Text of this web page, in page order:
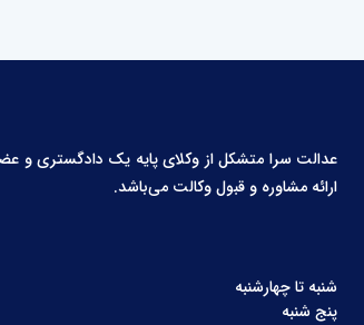
عدالت سرا متشکل از وکلای پایه یک دادگستری و
ارائه مشاوره و قبول وکالت می‌باشد.
شنبه تا چهارشنبه
پنج شنبه